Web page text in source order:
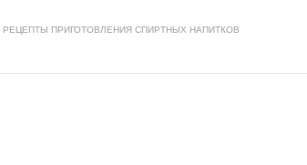
РЕЦЕПТЫ ПРИГОТОВЛЕНИЯ СПИРТНЫХ НАПИТКОВ